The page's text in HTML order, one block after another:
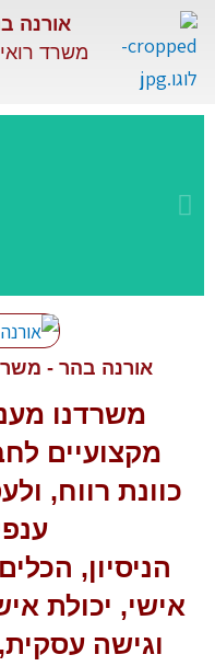
דילוג
לתוכן
אורנה
משרד רואי
אורנה בהר -
משרדנו
מקצועיים
כוונת רווח,
הניסיון,
אישי, יכולת
וגישה